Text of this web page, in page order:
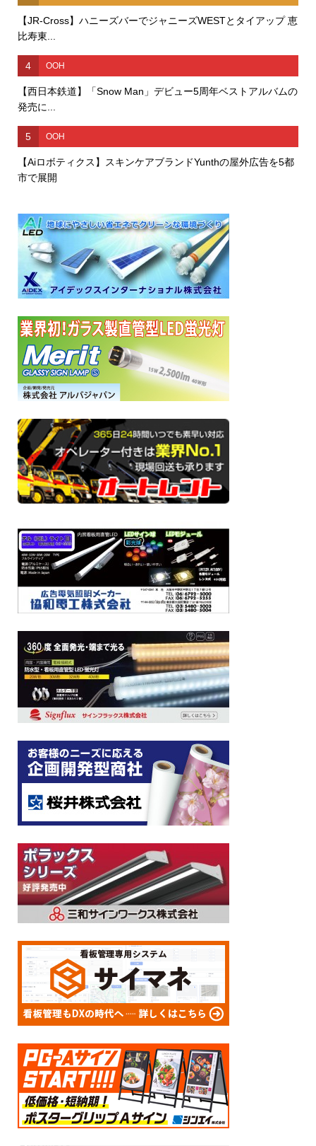
【JR-Cross】ハニーズバーでジャニーズWESTとタイアップ 恵
比寿東...
4 OOH
【西日本鉄道】「Snow Man」デビュー5周年ベストアルバムの
発売に...
5 OOH
【Aiロボティクス】スキンケアブランドYunthの屋外広告を5都
市で展開